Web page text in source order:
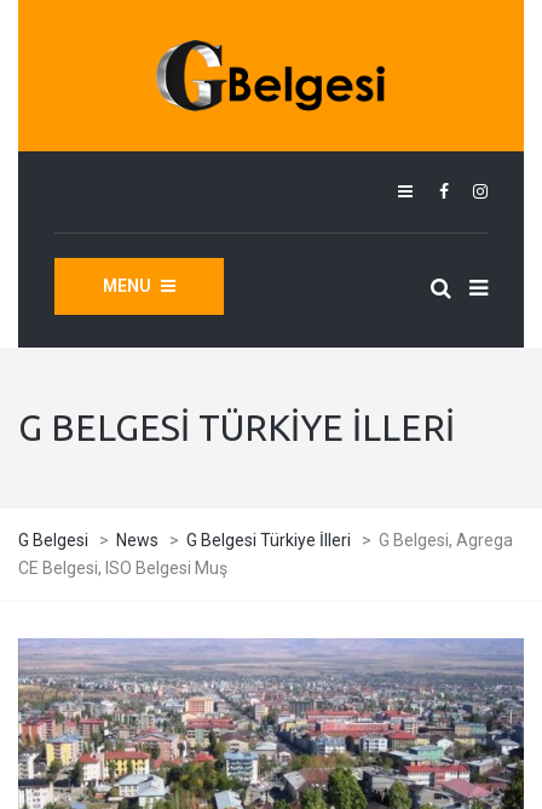
MENU
G BELGESI TÜRKIYE İLLERI
G Belgesi > News > G Belgesi Türkiye İlleri > G Belgesi, Agrega
CE Belgesi, ISO Belgesi Muş